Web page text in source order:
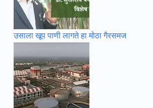
उसाला खूप पाणी लागते हा मोठा गैरसमज